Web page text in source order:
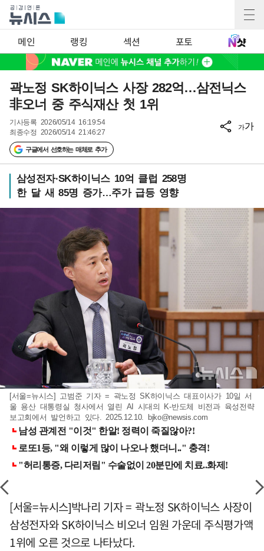
메인 랭킹 섹션 포토
곽노정 SK하이닉스 사장 282억…삼전닉스
非오너 중 주식재산 첫 1위
기사등록 2026/05/14 16:19:54
최종수정 2026/05/14 21:46:27
구글에서 선호하는 매체로 추가
가가
삼성전자·SK하이닉스 10억 클럽 258명
한 달 새 85명 증가…주가 급등 영향
[서울=뉴시스] 고범준 기자 = 곽노정 SK하이닉스 대표이사가 10일 서
울 용산 대통령실 청사에서 열린 AI 시대의 K-반도체 비전과 육성전략
보고회에서 발언하고 있다. 2025.12.10. bjko@newsis.com
[서울=뉴시스]박나리 기자 = 곽노정 SK하이닉스 사장이
삼성전자와 SK하이닉스 비오너 임원 가운데 주식평가액
1위에 오른 것으로 나타났다.